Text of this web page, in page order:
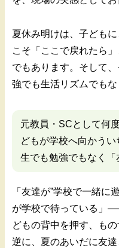
夏休み明けは、子ども
こそ「ここで戻れたら」
でもあります。そして
強でも生活リズムでも
元教員・SCとして何
どもが学校へ向かう
生でも勉強でもなく「
「友達が”学校で一緒に
が学校で待っている」
どもの背中を押す、も
逆に、夏のあいだに友